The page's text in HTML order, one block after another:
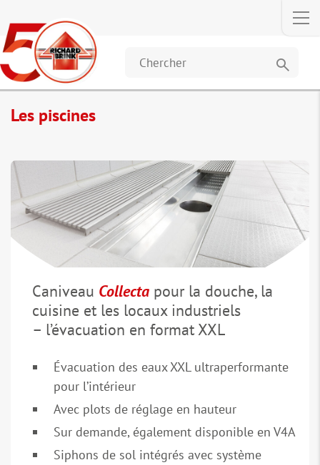
search
Les piscines
Caniveau Collecta pour la douche, la
cuisine et les locaux industriels
– l’évacuation en format XXL
Évacuation des eaux XXL ultraperformante
pour l’intérieur
Avec plots de réglage en hauteur
Sur demande, également disponible en V4A
Siphons de sol intégrés avec système